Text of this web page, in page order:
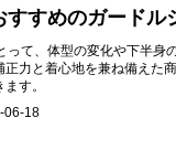
すすめのガードル
って、体型の変化や下半身
正力と着心地を兼ね備えた
す。
06-18